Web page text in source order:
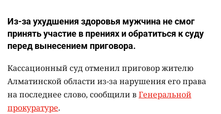
Из-за ухудшения здоровья мужчина не смог
принять участие в прениях и обратиться к суду
перед вынесением приговора.
Кассационный суд отменил приговор жителю
Алматинской области из-за нарушения его права
на последнее слово, сообщили вГенеральной
прокуратуре.